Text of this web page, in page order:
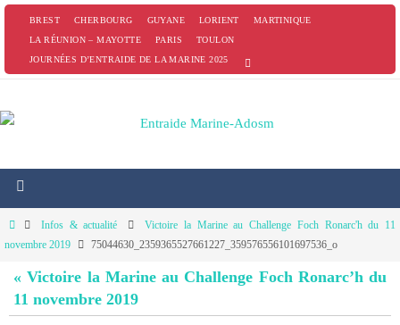
PasserBREST CHERBOURG GUYANE LORIENT
MARTINIQUE
LA RÉUNION – MAYOTTE
PARIS
TOULON
JOURNÉES D’ENTRAIDE DE LA MARINE 2025
HomeInfos & actualité
Victoire la Marine au Challenge Foch Ronarc'h du 11
novembre 2019
75044630_2359365527661227_359576556101697536_o
« Victoire la Marine au Challenge Foch Ronarc’h du
11 novembre 2019